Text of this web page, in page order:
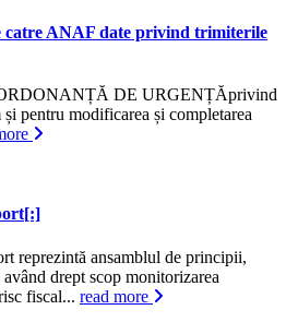
ANAF date privind trimiterile
DE URGENȚĂprivind
pentru modificarea și completarea
reprezintă ansamblul de principii,
drept scop monitorizarea
fiscal... read more